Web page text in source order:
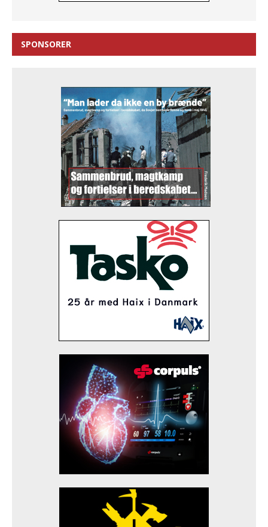
SPONSORER